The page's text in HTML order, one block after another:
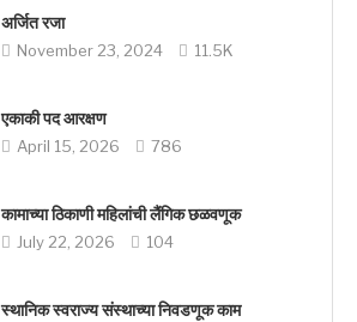
अर्जित रजा
November 23, 2024 11.5K
एकाकी पद आरक्षण
April 15, 2026 786
कामाच्या ठिकाणी महिलांची लैंगिक छळवणूक
July 22, 2026 104
स्थानिक स्वराज्य संस्थाच्या निवडणूक काम